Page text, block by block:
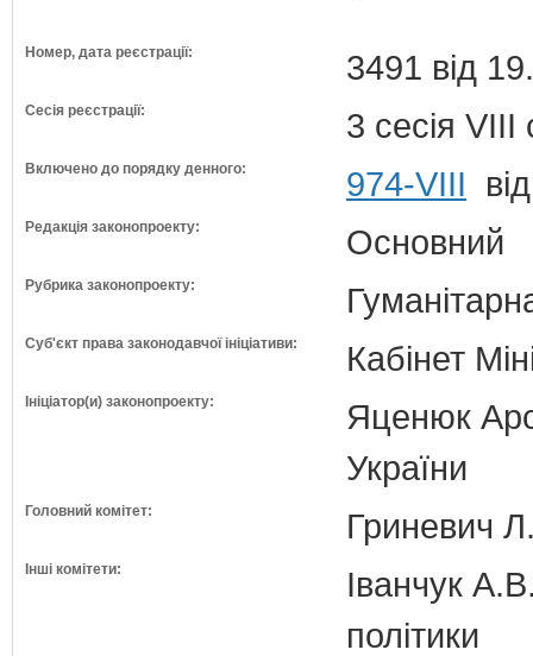
Номер, дата реєстрації: 3491 від
Сесія реєстрації: 3 сесія VIII
Включено до порядку денного: 974-VIII
Редакція законопроекту: Основний
Рубрика законопроекту:
Суб'єкт права законодавчої ініціативи: Кабінет
Ініціатор(и) законопроекту:
Яценюк
України
Головний комітет: Гриневич
Інші комітети:
Іванчук
політики